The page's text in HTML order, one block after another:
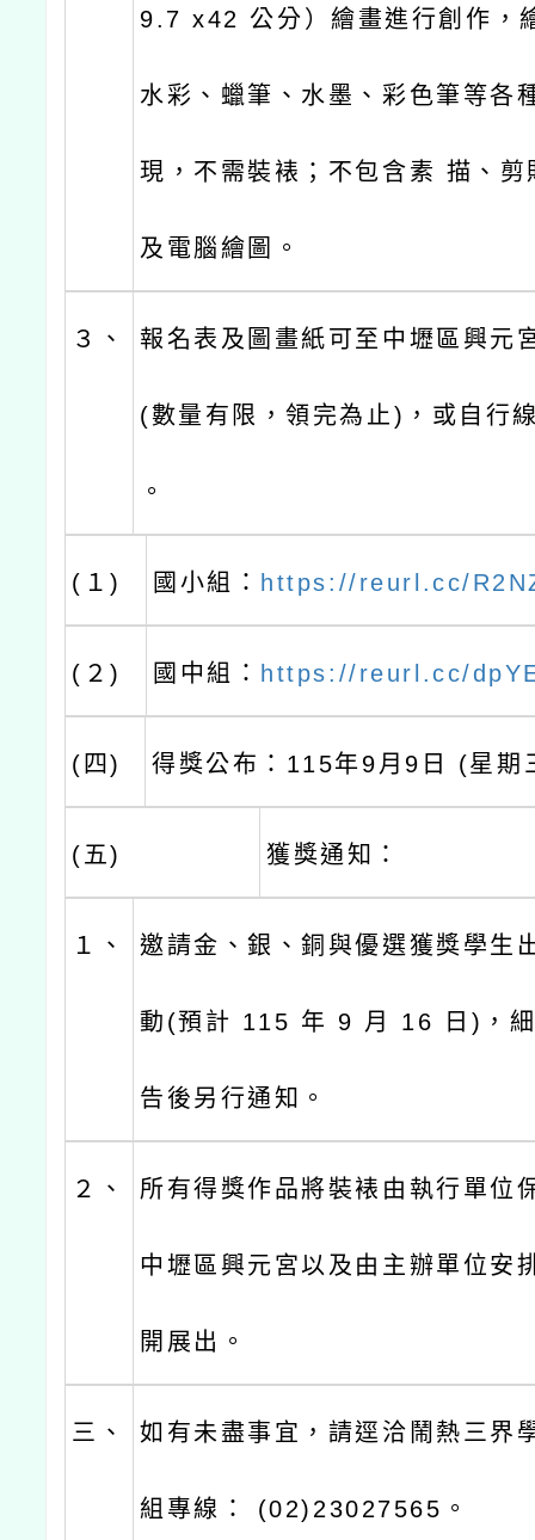
9.7 x42 公分）繪畫進行創作，
水彩、蠟筆、水墨、彩色筆等各
現，不需裝裱；不包含素 描、剪
及電腦繪圖。
３、 報名表及圖畫紙可至中壢區興元
(數量有限，領完為止)，或自行
。
(１) 國小組： https://reurl.cc/
(２) 國中組： https://reurl.cc/
(四) 得獎公布：115年9月9日 (星期
(五) 獲獎通知：
１、 邀請金、銀、銅與優選獲獎學生
動(預計 115 年 9 月 16 日)，
告後另行通知。
２、 所有得獎作品將裝裱由執行單位
中壢區興元宮以及由主辦單位安
開展出。
三、 如有未盡事宜，請逕洽鬧熱三界
組專線： (02)23027565。